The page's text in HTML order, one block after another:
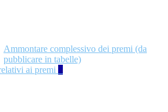
Ammontare complessivo dei premi (da
pubblicare in tabelle)
ai premi 5